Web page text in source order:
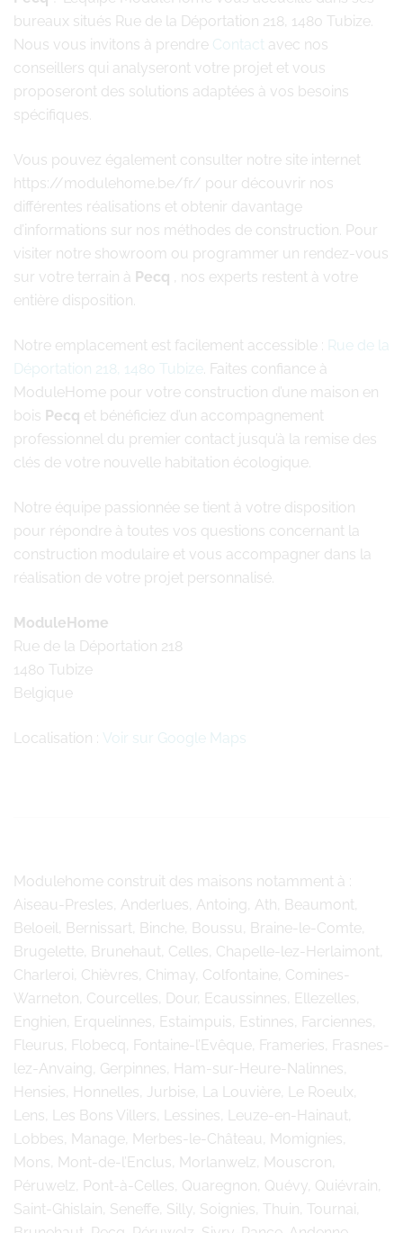
bureaux situés Rue de la Déportation 218, 1480 Tubize.
Nous vous invitons à prendre Contact avec nos
conseillers qui analyseront votre projet et vous
proposeront des solutions adaptées à vos besoins
spécifiques.
Vous pouvez également consulter notre site internet
https://modulehome.be/fr/ pour découvrir nos
différentes réalisations et obtenir davantage
d’informations sur nos méthodes de construction. Pour
visiter notre showroom ou programmer un rendez-vous
sur votre terrain à Pecq , nos experts restent à votre
entière disposition.
Notre emplacement est facilement accessible : Rue de la
Déportation 218, 1480 Tubize. Faites confiance à
ModuleHome pour votre construction d’une maison en
bois Pecq et bénéficiez d’un accompagnement
professionnel du premier contact jusqu’à la remise des
clés de votre nouvelle habitation écologique.
Notre équipe passionnée se tient à votre disposition
pour répondre à toutes vos questions concernant la
construction modulaire et vous accompagner dans la
réalisation de votre projet personnalisé.
ModuleHome
Rue de la Déportation 218
1480 Tubize
Belgique
Localisation : Voir sur Google Maps
Modulehome construit des maisons notamment à :
Aiseau-Presles, Anderlues, Antoing, Ath, Beaumont,
Beloeil, Bernissart, Binche, Boussu, Braine-le-Comte,
Brugelette, Brunehaut, Celles, Chapelle-lez-Herlaimont,
Charleroi, Chièvres, Chimay, Colfontaine, Comines-
Warneton, Courcelles, Dour, Ecaussinnes, Ellezelles,
Enghien, Erquelinnes, Estaimpuis, Estinnes, Farciennes,
Fleurus, Flobecq, Fontaine-l’Evêque, Frameries, Frasnes-
lez-Anvaing, Gerpinnes, Ham-sur-Heure-Nalinnes,
Hensies, Honnelles, Jurbise, La Louvière, Le Roeulx,
Lens, Les Bons Villers, Lessines, Leuze-en-Hainaut,
Lobbes, Manage, Merbes-le-Château, Momignies,
Mons, Mont-de-l’Enclus, Morlanwelz, Mouscron,
Péruwelz, Pont-à-Celles, Quaregnon, Quévy, Quiévrain,
Saint-Ghislain, Seneffe, Silly, Soignies, Thuin, Tournai,